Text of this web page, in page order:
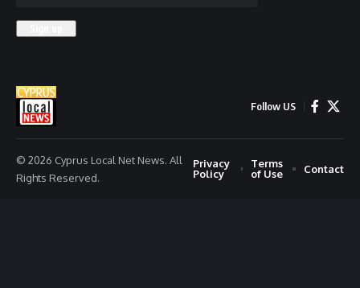
Follow US
© 2026 Cyprus Local Net News. All
Rights Reserved.
Privacy
Policy
Terms
of Use
Contact